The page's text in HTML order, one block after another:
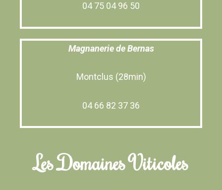
04 75 04 96 50
Magnanerie de Bernas
Montclus (28min)
04 66 82 37 36
Les Domaines Viticoles